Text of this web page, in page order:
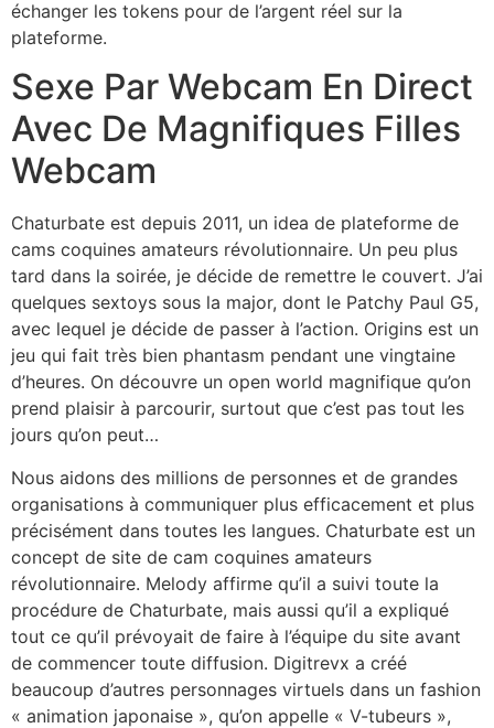
échanger les tokens pour de l’argent réel sur la
plateforme.
Sexe Par Webcam En Direct
Avec De Magnifiques Filles
Webcam
Chaturbate est depuis 2011, un idea de plateforme de
cams coquines amateurs révolutionnaire. Un peu plus
tard dans la soirée, je décide de remettre le couvert. J’ai
quelques sextoys sous la major, dont le Patchy Paul G5,
avec lequel je décide de passer à l’action. Origins est un
jeu qui fait très bien phantasm pendant une vingtaine
d’heures. On découvre un open world magnifique qu’on
prend plaisir à parcourir, surtout que c’est pas tout les
jours qu’on peut…
Nous aidons des millions de personnes et de grandes
organisations à communiquer plus efficacement et plus
précisément dans toutes les langues. Chaturbate est un
concept de site de cam coquines amateurs
révolutionnaire. Melody affirme qu’il a suivi toute la
procédure de Chaturbate, mais aussi qu’il a expliqué
tout ce qu’il prévoyait de faire à l’équipe du site avant
de commencer toute diffusion. Digitrevx a créé
beaucoup d’autres personnages virtuels dans un fashion
« animation japonaise », qu’on appelle « V-tubeurs »,